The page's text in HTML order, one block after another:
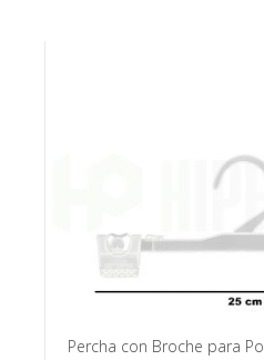
Percha con Broche para